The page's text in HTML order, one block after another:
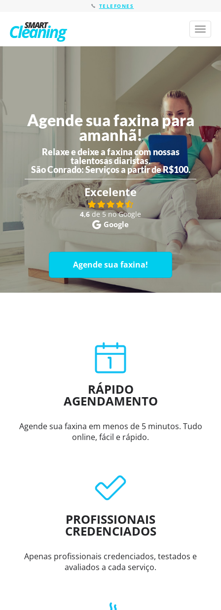
TELEFONES
Toggle
Agende sua faxina para
amanhã!
Relaxe e deixe a faxina com nossas
talentosas diaristas.
São Conrado:Serviços a partir de R$100.
Excelente
4,6 de 5 no Google
Google
Agende sua faxina!
RÁPIDO
AGENDAMENTO
Agende sua faxina em menos de 5 minutos. Tudo
online, fácil e rápido.
PROFISSIONAIS
CREDENCIADOS
Apenas profissionais credenciados, testados e
avaliados a cada serviço.